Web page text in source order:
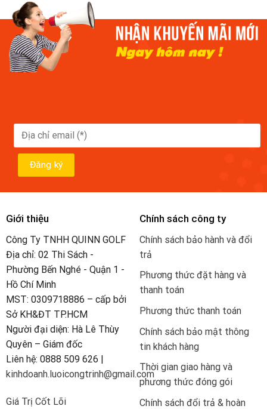
Giới thiệu
Công Ty TNHH QUINN GOLF
Địa chỉ: 02 Thi Sách -
Phường Bến Nghé - Quận 1 -
Hồ Chí Minh
MST: 0309718886 – cấp bởi
Sở KH&ĐT TP.HCM
Người đại diện: Hà Lê Thùy
Quyên – Giám đốc
Liên hệ: 0888 509 626 |
kinhdoanh.luoicongtrinh@gmail.com
Giá Trị Cốt Lõi
Chính sách công ty
Chính sách bảo hành và đổi
trả
Phương thức đặt hàng và
thanh toán
Phương thức thanh toán
Chính sách bảo mật thông
tin khách hàng
Thời gian giao hàng và
phương thức đóng gói
Chính sách đổi trả & hoàn